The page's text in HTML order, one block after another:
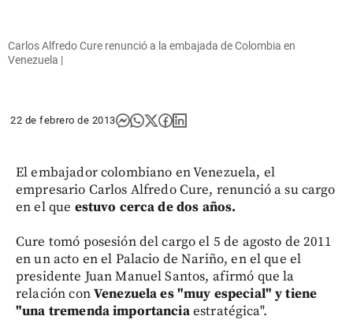
Carlos Alfredo Cure renunció a la embajada de Colombia en
Venezuela |
22 de febrero de 2013
El embajador colombiano en Venezuela, el
empresario Carlos Alfredo Cure, renunció a su cargo
en el que estuvo cerca de dos años.
Cure tomó posesión del cargo el 5 de agosto de 2011
en un acto en el Palacio de Nariño, en el que el
presidente Juan Manuel Santos, afirmó que la
relación conVenezuela es "muy especial" y tiene
"una tremenda importanciaestratégica".